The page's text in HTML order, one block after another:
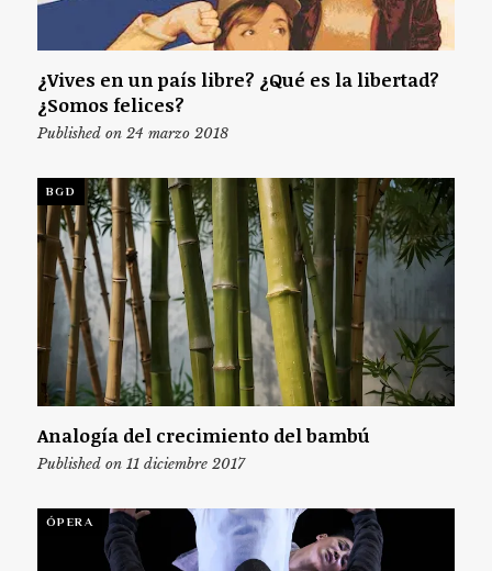
¿Vives en un país libre? ¿Qué es la libertad?
¿Somos felices?
Published on 24 marzo 2018
BGD
Analogía del crecimiento del bambú
Published on 11 diciembre 2017
ÓPERA